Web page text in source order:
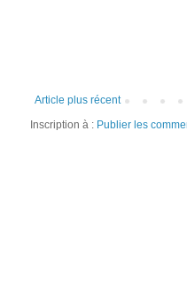
Article plus récent
Inscription à : Publier les